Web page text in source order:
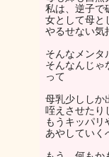
私は、逆子で
女として母と
やるせない気
そんなメンタ
そんなんじゃ
って
母乳少ししか
咥えさせたり
もうキッパリ
あやしていく